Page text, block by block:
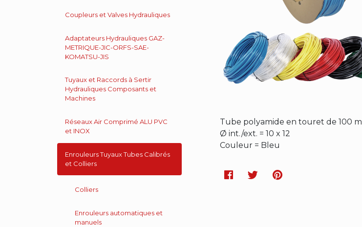
Tube polyamide en touret de 100 m
Ø int./ext. = 10 x 12
Couleur = Bleu
Facebook
TwitterPinterest
Coupleurs et Valves Hydrauliques
Adaptateurs Hydrauliques GAZ-
METRIQUE-JIC-ORFS-SAE-
KOMATSU-JIS
Tuyaux et Raccords à Sertir
Hydrauliques Composants et
Machines
Réseaux Air Comprimé ALU PVC
et INOX
Enrouleurs Tuyaux Tubes Calibrés
et Colliers
Colliers
Enrouleurs automatiques et
manuels